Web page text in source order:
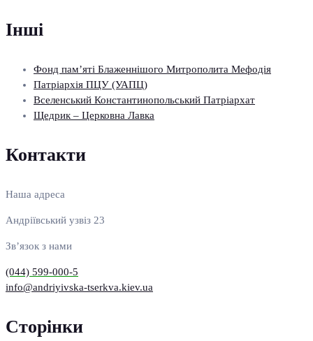
Інші
Фонд пам’яті Блаженнішого Митрополита Мефодія
Патріархія ПЦУ (УАПЦ)
Вселенський Константинопольський Патріархат
Щедрик – Церковна Лавка
Контакти
Наша адреса
Андріївський узвіз 23
Зв’язок з нами
(044) 599-000-5
info@andriyivska-tserkva.kiev.ua
Сторінки